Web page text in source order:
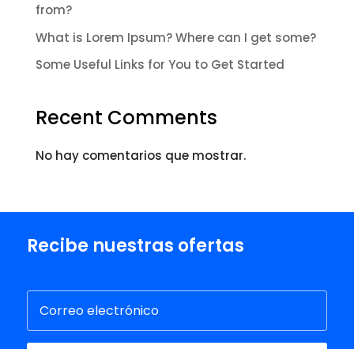
from?
What is Lorem Ipsum? Where can I get some?
Some Useful Links for You to Get Started
Recent Comments
No hay comentarios que mostrar.
Recibe nuestras ofertas